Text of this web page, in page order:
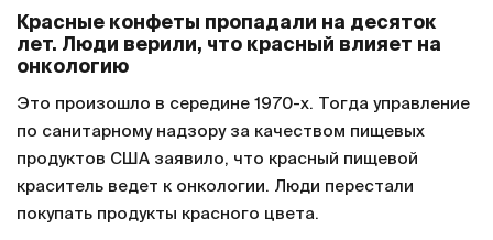
Красные конфеты пропадали на десяток
лет. Люди верили, что красный влияет на
онкологию
Это произошло в середине 1970-х. Тогда управление
по санитарному надзору за качеством пищевых
продуктов США заявило, что красный пищевой
краситель ведет к онкологии. Люди перестали
покупать продукты красного цвета.